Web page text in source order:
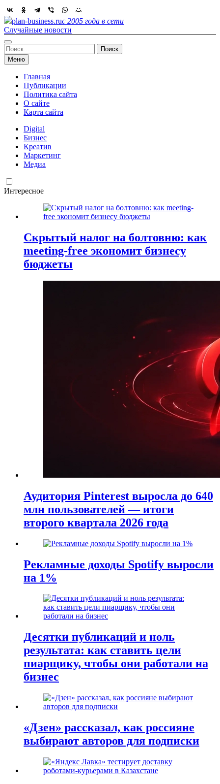
Skip
to
content
plan-business.ruс 2005 года в сети
Случайные новости
Найти:
Меню
Главная
Публикации
Политика сайта
О сайте
Карта сайта
Digital
Бизнес
Креатив
Маркетинг
Медиа
Интересное
Скрытый налог на болтовню: как
meeting-free экономит бизнесу
бюджеты
Аудитория Pinterest выросла до 640
млн пользователей — итоги
второго квартала 2026 года
Рекламные доходы Spotify выросли
на 1%
Десятки публикаций и ноль
результата: как ставить цели
пиарщику, чтобы они работали на
бизнес
«Дзен» рассказал, как россияне
выбирают авторов для подписки